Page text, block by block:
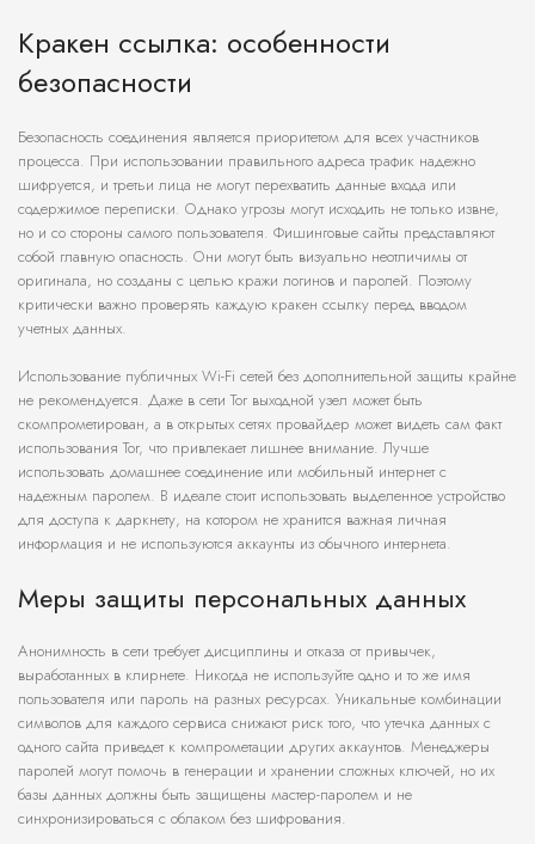
Кракен ссылка: особенности
безопасности
Безопасность соединения является приоритетом для всех участников
процесса. При использовании правильного адреса трафик надежно
шифруется, и третьи лица не могут перехватить данные входа или
содержимое переписки. Однако угрозы могут исходить не только извне,
но и со стороны самого пользователя. Фишинговые сайты представляют
собой главную опасность. Они могут быть визуально неотличимы от
оригинала, но созданы с целью кражи логинов и паролей. Поэтому
критически важно проверять каждую кракен ссылку перед вводом
учетных данных.
Использование публичных Wi-Fi сетей без дополнительной защиты крайне
не рекомендуется. Даже в сети Tor выходной узел может быть
скомпрометирован, а в открытых сетях провайдер может видеть сам факт
использования Tor, что привлекает лишнее внимание. Лучше
использовать домашнее соединение или мобильный интернет с
надежным паролем. В идеале стоит использовать выделенное устройство
для доступа к даркнету, на котором не хранится важная личная
информация и не используются аккаунты из обычного интернета.
Меры защиты персональных данных
Анонимность в сети требует дисциплины и отказа от привычек,
выработанных в клирнете. Никогда не используйте одно и то же имя
пользователя или пароль на разных ресурсах. Уникальные комбинации
символов для каждого сервиса снижают риск того, что утечка данных с
одного сайта приведет к компрометации других аккаунтов. Менеджеры
паролей могут помочь в генерации и хранении сложных ключей, но их
базы данных должны быть защищены мастер-паролем и не
синхронизироваться с облаком без шифрования.